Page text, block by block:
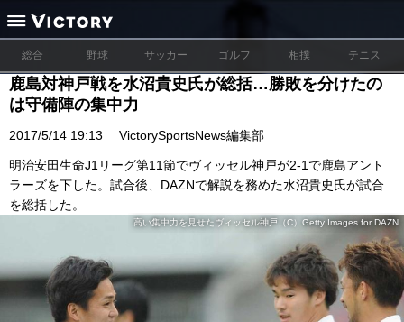
総合 野球 サッカー ゴルフ 相撲 テニス
鹿島対神戸戦を水沼貴史氏が総括…勝敗を分けたの
は守備陣の集中力
2017/5/14 19:13 VictorySportsNews編集部
明治安田生命J1リーグ第11節でヴィッセル神戸が2-1で鹿島アント
ラーズを下した。試合後、DAZNで解説を務めた水沼貴史氏が試合
を総括した。
高い集中力を見せたヴィッセル神戸（C）Getty Images for DAZN